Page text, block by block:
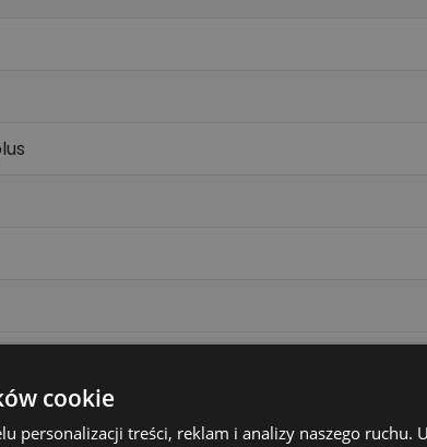
cookie
personalizacji treści, reklam i analizy naszego ruchu.